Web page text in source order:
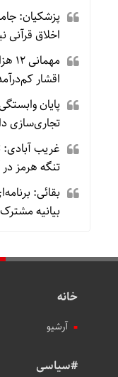
پزشکیان:
اخلاق قرآنی
اقشار
پایان
تجاری‌سازی
غریب آبادی:
تنگه هرمز
بقائی:
بیانیه
خانه
آرشیو
#سیاسی